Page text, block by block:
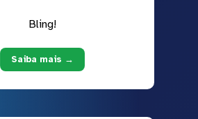
Bling!
Saiba mais →